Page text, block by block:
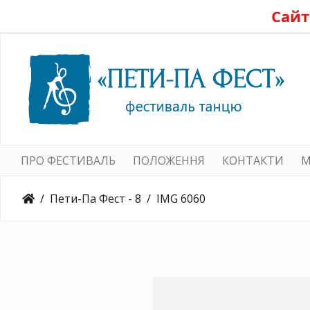
ПРО ФЕСТИВАЛЬ ПОЛОЖЕННЯ КОНТАКТИ
Пети-Па Фест - 8 IMG 6060